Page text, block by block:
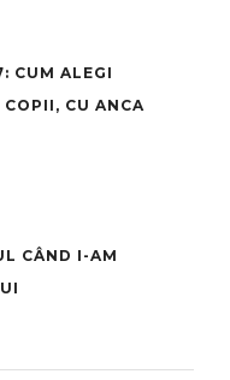
CUM ALEGI
CU ANCA
CÂND I-AM